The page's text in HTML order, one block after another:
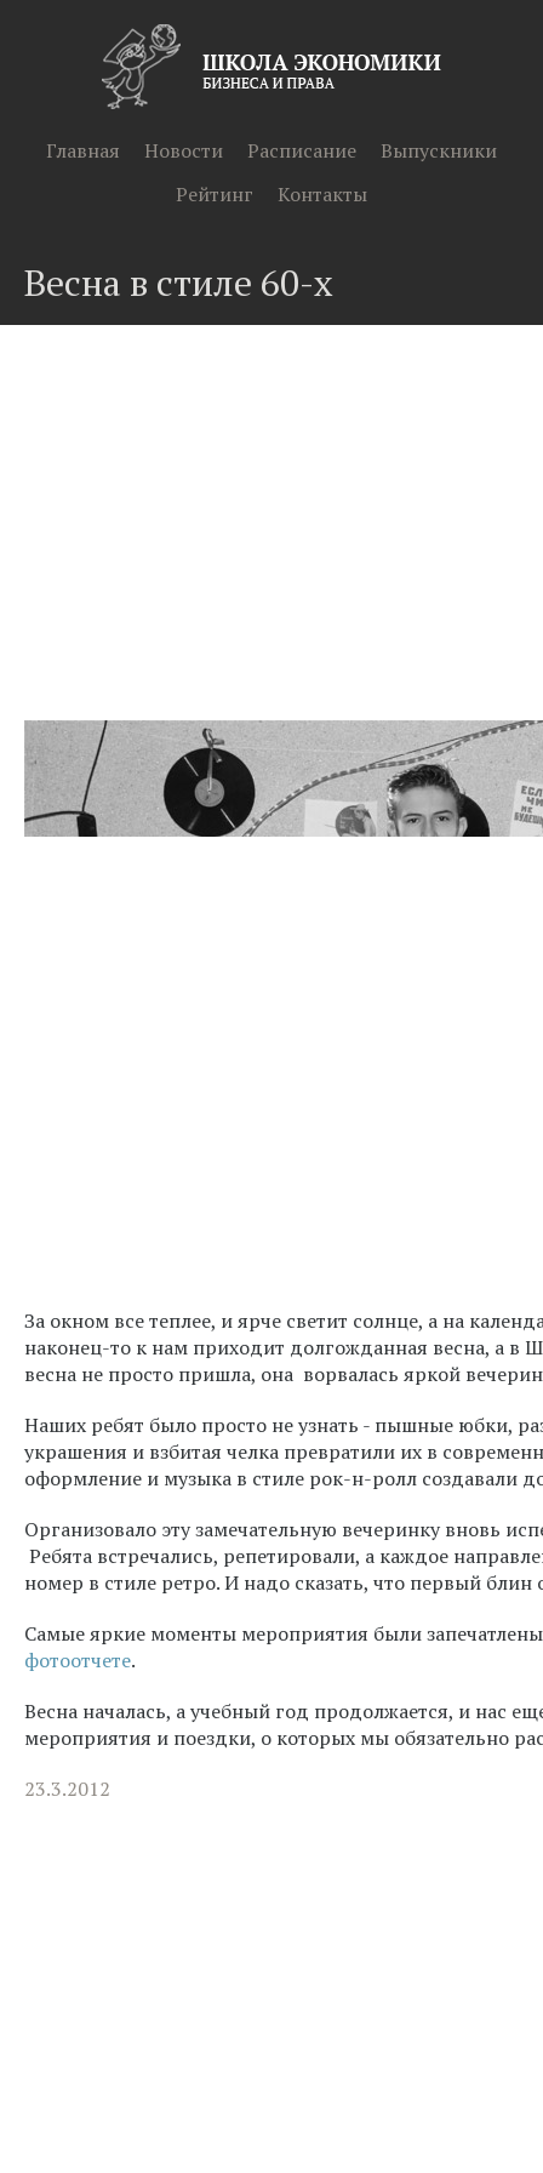
Главная Новости Расписание
Выпускники
Рейтинг
Контакты
Весна в стиле 60-х
За окном все теплее, и ярче светит солнце, а на
наконец-то к нам приходит долгожданная весна, а в
весна не просто пришла, она ворвалась яркой
Наших ребят было просто не узнать - пышные юбки,
украшения и взбитая челка превратили их в
оформление и музыка в стиле рок-н-ролл создавали
Организовало эту замечательную вечеринку вновь
Ребята встречались, репетировали, а каждое
номер в стиле ретро. И надо сказать, что первый
Самые яркие моменты мероприятия были
фотоотчете.
Весна началась, а учебный год продолжается, и нас
мероприятия и поездки, о которых мы обязательно
23.3.2012